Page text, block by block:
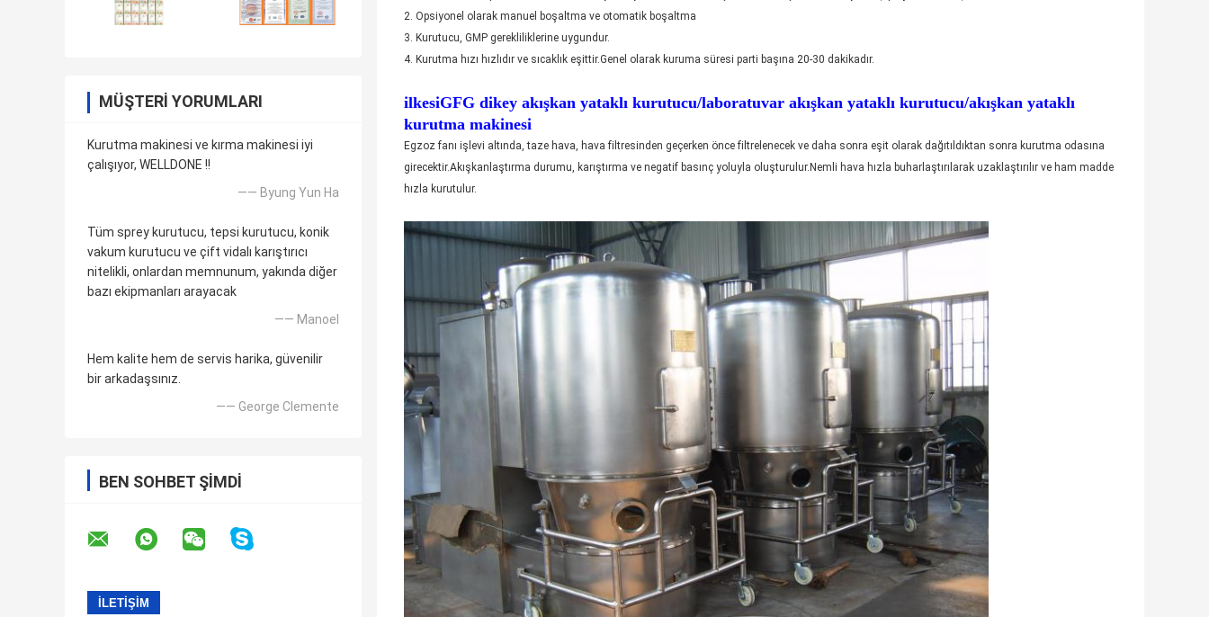
MÜŞTERI YORUMLARI
Kurutma makinesi ve kırma makinesi iyi
çalışıyor, WELLDONE !!
—— Byung Yun Ha
Tüm sprey kurutucu, tepsi kurutucu, konik
vakum kurutucu ve çift vidalı karıştırıcı
nitelikli, onlardan memnunum, yakında diğer
bazı ekipmanları arayacak
—— Manoel
Hem kalite hem de servis harika, güvenilir
bir arkadaşsınız.
—— George Clemente
BEN SOHBET ŞIMDI
2. Opsiyonel olarak manuel boşaltma ve otomatik boşaltma
3. Kurutucu, GMP gerekliliklerine uygundur.
4. Kurutma hızı hızlıdır ve sıcaklık eşittir.Genel olarak kuruma süresi parti başına 20-30 dakikadır.
ilkesiGFG dikey akışkan yataklı kurutucu/laboratuvar akışkan yataklı kurutucu/akışkan yataklı
kurutma makinesi
Egzoz fanı işlevi altında, taze hava, hava filtresinden geçerken önce filtrelenecek ve daha sonra eşit olarak dağıtıldıktan sonra kurutma odasına
girecektir.Akışkanlaştırma durumu, karıştırma ve negatif basınç yoluyla oluşturulur.Nemli hava hızla buharlaştırılarak uzaklaştırılır ve ham madde
hızla kurutulur.